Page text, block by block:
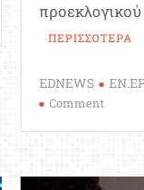
ΠΕΡΙΣΣΟΤΕΡΑ
EDNEWS
Commenton
στην